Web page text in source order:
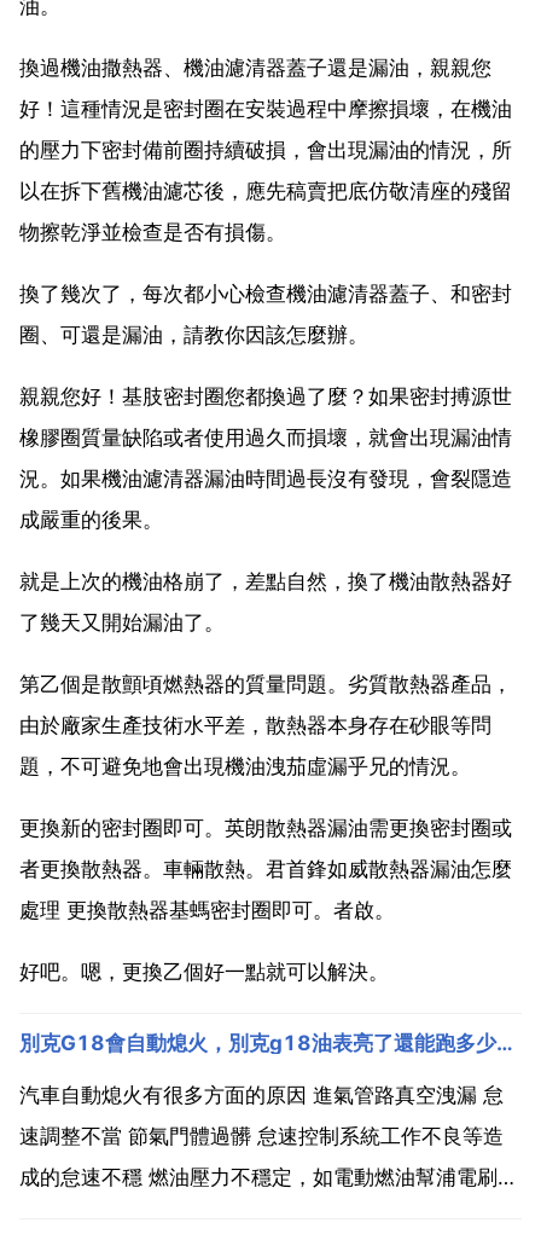
油。
換過機油撒熱器、機油濾清器蓋子還是漏油，親親您
好！這種情況是密封圈在安裝過程中摩擦損壞，在機油
的壓力下密封備前圈持續破損，會出現漏油的情況，所
以在拆下舊機油濾芯後，應先稿賣把底仿敬清座的殘留
物擦乾淨並檢查是否有損傷。
換了幾次了，每次都小心檢查機油濾清器蓋子、和密封
圈、可還是漏油，請教你因該怎麼辦。
親親您好！基肢密封圈您都換過了麼？如果密封搏源世
橡膠圈質量缺陷或者使用過久而損壞，就會出現漏油情
況。如果機油濾清器漏油時間過長沒有發現，會裂隱造
成嚴重的後果。
就是上次的機油格崩了，差點自然，換了機油散熱器好
了幾天又開始漏油了。
第乙個是散顫頃燃熱器的質量問題。劣質散熱器產品，
由於廠家生產技術水平差，散熱器本身存在砂眼等問
題，不可避免地會出現機油洩茄虛漏乎兄的情況。
更換新的密封圈即可。英朗散熱器漏油需更換密封圈或
者更換散熱器。車輛散熱。君首鋒如威散熱器漏油怎麼
處理 更換散熱器基螞密封圈即可。者啟。
好吧。嗯，更換乙個好一點就可以解決。
別克G18會自動熄火，別克g18油表亮了還能跑多少公里
汽車自動熄火有很多方面的原因 進氣管路真空洩漏 怠
速調整不當 節氣門體過髒 怠速控制系統工作不良等造
成的怠速不穩 燃油壓力不穩定，如電動燃油幫浦電刷過